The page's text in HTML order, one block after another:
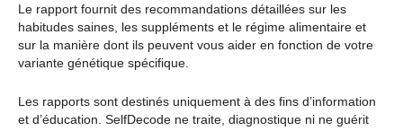
Le rapport fournit des recommandations détaillées sur les
habitudes saines, les suppléments et le régime alimentaire et
sur la manière dont ils peuvent vous aider en fonction de votre
variante génétique spécifique.
Les rapports sont destinés uniquement à des fins d’information
et d’éducation. SelfDecode ne traite, diagnostique ni ne guérit